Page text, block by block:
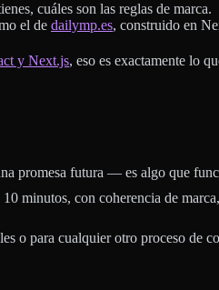
cuáles son las reglas de marca.
el de dailymp.es, construido en
y Next.js, eso es exactamente lo
promesa futura — es algo que
minutos, con coherencia de
o para cualquier otro proceso de